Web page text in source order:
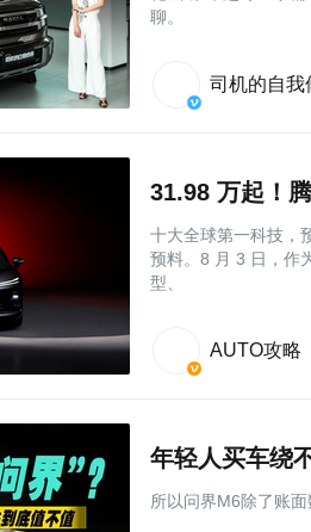
聊。
司机的自我
31.98 万起！
十大全球第一科技，
预料。8 月 3 日，作
型、
AUTO攻略
年轻人买车绕
所以问界M6除了账